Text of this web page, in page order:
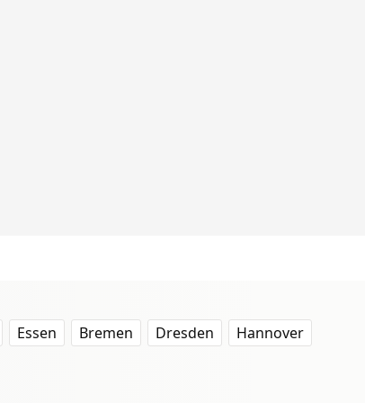
Essen Bremen Dresden
Hannover